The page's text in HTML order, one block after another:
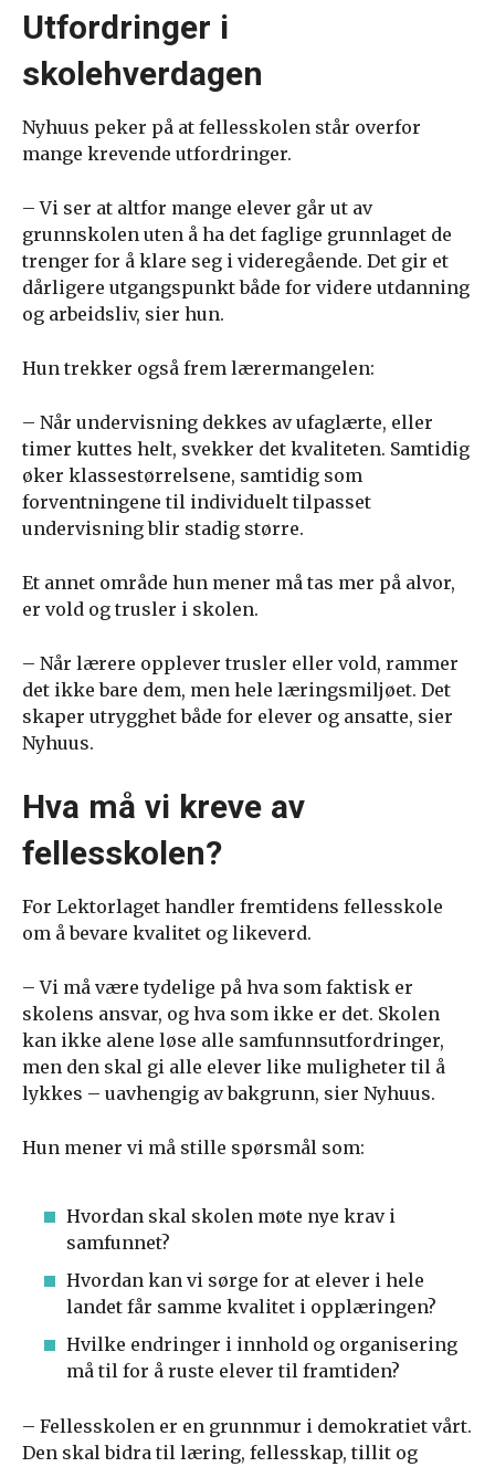
Utfordringer i
skolehverdagen
Nyhuus peker på at fellesskolen står overfor
mange krevende utfordringer.
– Vi ser at altfor mange elever går ut av
grunnskolen uten å ha det faglige grunnlaget de
trenger for å klare seg i videregående. Det gir et
dårligere utgangspunkt både for videre utdanning
og arbeidsliv, sier hun.
Hun trekker også frem lærermangelen:
– Når undervisning dekkes av ufaglærte, eller
timer kuttes helt, svekker det kvaliteten. Samtidig
øker klassestørrelsene, samtidig som
forventningene til individuelt tilpasset
undervisning blir stadig større.
Et annet område hun mener må tas mer på alvor,
er vold og trusler i skolen.
– Når lærere opplever trusler eller vold, rammer
det ikke bare dem, men hele læringsmiljøet. Det
skaper utrygghet både for elever og ansatte, sier
Nyhuus.
Hva må vi kreve av
fellesskolen?
For Lektorlaget handler fremtidens fellesskole
om å bevare kvalitet og likeverd.
– Vi må være tydelige på hva som faktisk er
skolens ansvar, og hva som ikke er det. Skolen
kan ikke alene løse alle samfunnsutfordringer,
men den skal gi alle elever like muligheter til å
lykkes – uavhengig av bakgrunn, sier Nyhuus.
Hun mener vi må stille spørsmål som:
Hvordan skal skolen møte nye krav i
samfunnet?
Hvordan kan vi sørge for at elever i hele
landet får samme kvalitet i opplæringen?
Hvilke endringer i innhold og organisering
må til for å ruste elever til framtiden?
– Fellesskolen er en grunnmur i demokratiet vårt.
Den skal bidra til læring, fellesskap, tillit og